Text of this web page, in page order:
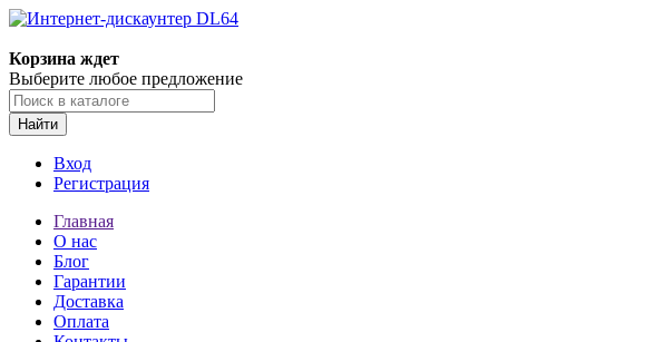
Корзина ждет
Выберите любое предложение
Найти
Вход
Регистрация
Главная
О нас
Блог
Гарантии
Доставка
Оплата